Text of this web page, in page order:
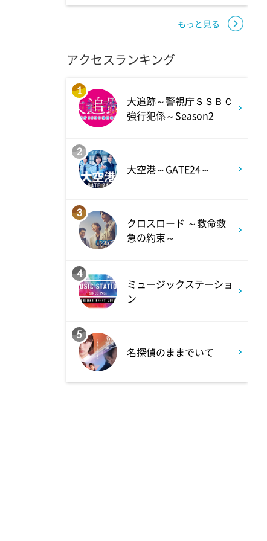
相葉ヒロミのお困りですカ
大空港～GATE24～ #3
よる
報道ステーション
よる
熱闘甲子園 涙は、強さにな
よる 11:40
よる
アメトーーク! CLUB配信で見
もっと見る
アクセスランキング
1
大追跡～警視庁ＳＳＢＣ
強行犯係～Season2
2
大空港～GATE24～
3
クロスロード ～救命救
急の約束～
4
ミュージックステーショ
ン
5
名探偵のままでいて